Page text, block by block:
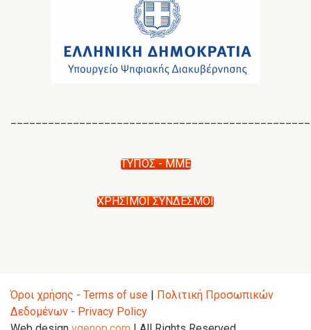
ΤΥΠΟΣ - ΜΜΕ
ΧΡΗΣΙΜΟΙ ΣΥΝΔΕΣΜΟΙ
Όροι χρήσης - Terms of use
Πολιτική Προσωπικών
Δεδομένων - Privacy Policy